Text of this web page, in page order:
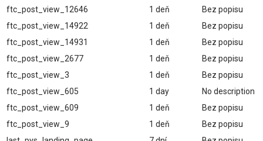
ftc_post_view_12646
1 deň
Bez popisu
ftc_post_view_14922
1 deň
Bez popisu
ftc_post_view_14931
1 deň
Bez popisu
ftc_post_view_2677
1 deň
Bez popisu
ftc_post_view_3
1 deň
Bez popisu
ftc_post_view_605
1 day
No description
ftc_post_view_609
1 deň
Bez popisu
ftc_post_view_9
1 deň
Bez popisu